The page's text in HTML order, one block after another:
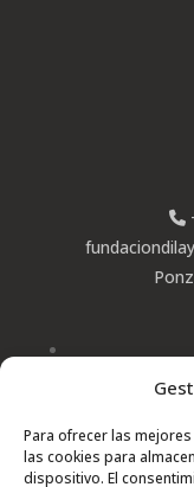
Para ofrecer las
las cookies para
dispositivo. El